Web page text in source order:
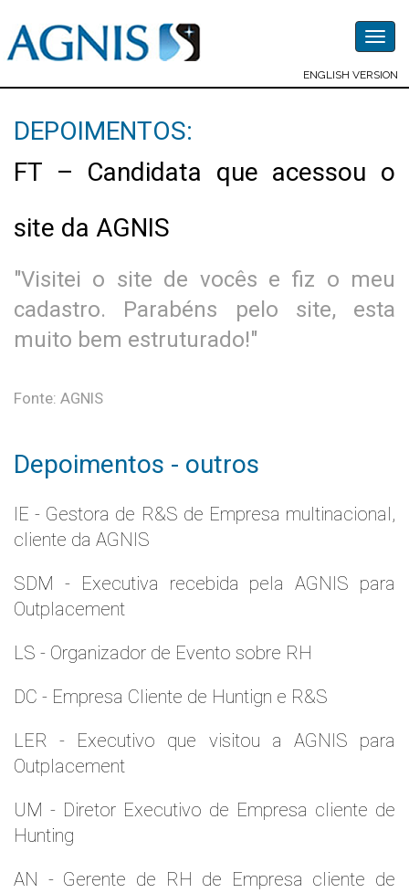
ENGLISH VERSION
DEPOIMENTOS:
FT – Candidata que acessou o
site da AGNIS
"Visitei o site de vocês e fiz o meu
cadastro. Parabéns pelo site, esta
muito bem estruturado!"
Fonte: AGNIS
Depoimentos - outros
IE - Gestora de R&S de Empresa multinacional,
cliente da AGNIS
SDM - Executiva recebida pela AGNIS para
Outplacement
LS - Organizador de Evento sobre RH
DC - Empresa Cliente de Huntign e R&S
LER - Executivo que visitou a AGNIS para
Outplacement
UM - Diretor Executivo de Empresa cliente de
Hunting
AN - Gerente de RH de Empresa cliente de